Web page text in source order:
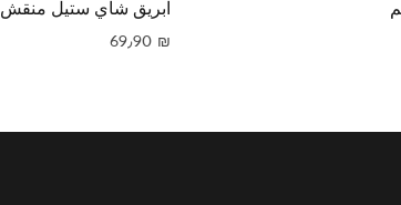
ابريق شاي ستيل منقش 1.5 لتر
69٫90 ₪